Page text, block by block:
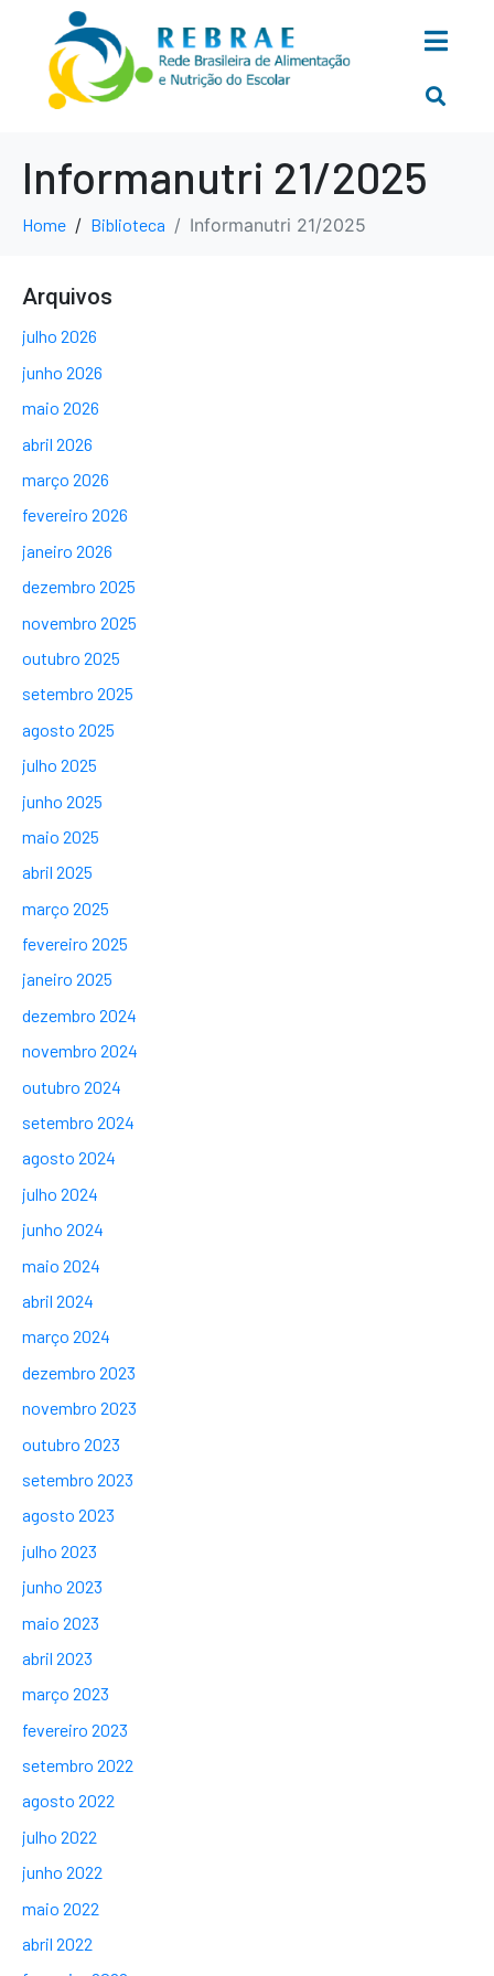
Informanutri 21/2025
Home Biblioteca Informanutri 21/2025
Arquivos
julho 2026
junho 2026
maio 2026
abril 2026
março 2026
fevereiro 2026
janeiro 2026
dezembro 2025
novembro 2025
outubro 2025
setembro 2025
agosto 2025
julho 2025
junho 2025
maio 2025
abril 2025
março 2025
fevereiro 2025
janeiro 2025
dezembro 2024
novembro 2024
outubro 2024
setembro 2024
agosto 2024
julho 2024
junho 2024
maio 2024
abril 2024
março 2024
dezembro 2023
novembro 2023
outubro 2023
setembro 2023
agosto 2023
julho 2023
junho 2023
maio 2023
abril 2023
março 2023
fevereiro 2023
setembro 2022
agosto 2022
julho 2022
junho 2022
maio 2022
abril 2022